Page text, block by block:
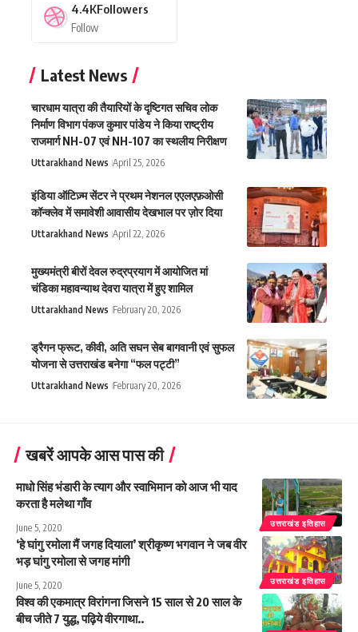
4.4KFollowers
Follow
Latest News
चारधाम यात्रा की तैयारियों के दृष्टिगत सचिव लोक
निर्माण विभाग पंकज कुमार पांडेय ने किया राष्ट्रीय
राजमार्ग NH-07 एवं NH-107 का स्थलीय निरीक्षण
Uttarakhand News April 25, 2026
इंडिया ऑटिज़्म सेंटर ने प्रथम नेशनल एएलएफ़ओसी
कॉन्क्लेव में समावेशी आवासीय देखभाल पर ज़ोर दिया
Uttarakhand News April 22, 2026
मुख्यमंत्री बीरों देवल रुद्रप्रयाग में आयोजित मां
चंडिका महावन्याथ देवरा यात्रा में हुए शामिल
Uttarakhand News February 20, 2026
ड्रैगन फ्रूट, कीवी, अति सघन सेब बागवानी एवं सुफल
योजना से उत्तराखंड बनेगा “फल पट्टी”
Uttarakhand News February 20, 2026
खबरें आपके आस पास की
उत्तराखंड इतिहास
माधो सिंह भंडारी के त्याग और स्वाभिमान को आज भी याद
करता है मलेथा गॉंव
June 5, 2020
उत्तराखंड इतिहास
‘हे घांगु रमोला मैं जगह दियाला’ श्रीकृष्ण भगवान ने जब वीर
भड़ घांगु रमोला से जगह मांगी
June 5, 2020
विश्व की एकमात्र विरांगना जिसने 15 साल से 20 साल के
बीच जीते 7 युद्ध, पढ़िये वीरगाथा..